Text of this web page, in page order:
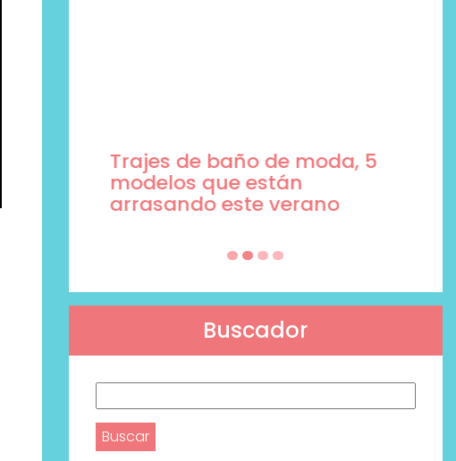
Trajes de baño de moda, 5
modelos que están
arrasando este verano
Buscador